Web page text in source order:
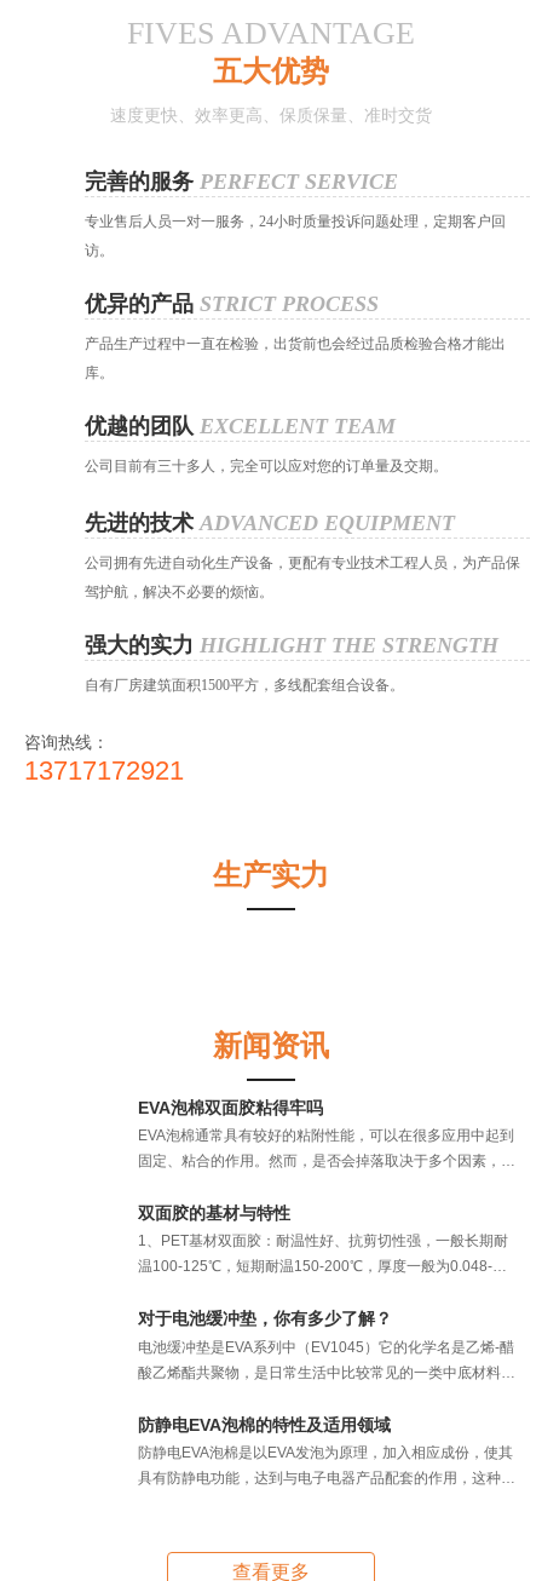
FIVES ADVANTAGE
五大优势
速度更快、效率更高、保质保量、准时交货
完善的服务 PERFECT SERVICE
专业售后人员一对一服务，24小时质量投诉问题处理，定期客户回
访。
优异的产品 STRICT PROCESS
产品生产过程中一直在检验，出货前也会经过品质检验合格才能出
库。
优越的团队 EXCELLENT TEAM
公司目前有三十多人，完全可以应对您的订单量及交期。
先进的技术 ADVANCED EQUIPMENT
公司拥有先进自动化生产设备，更配有专业技术工程人员，为产品保
驾护航，解决不必要的烦恼。
强大的实力 HIGHLIGHT THE STRENGTH
自有厂房建筑面积1500平方，多线配套组合设备。
咨询热线：
13717172921
生产实力
新闻资讯
EVA泡棉双面胶粘得牢吗
EVA泡棉通常具有较好的粘附性能，可以在很多应用中起到
固定、粘合的作用。然而，是否会掉落取决于多个因素，如
般情况下，如果正确选择了适合的EVA泡棉双面胶，并且使
用前正确地清洁和处理了粘附表面，它的粘附性能应该是可
靠的，在正常使用条件下，不易出现掉落现象。 然
双面胶的基材与特性
1、PET基材双面胶：耐温性好、抗剪切性强，一般长期耐
温100-125℃，短期耐温150-200℃，厚度一般为0.048-
无纺布基材双面胶：黏性及加工性好，一般长期耐温70-
80℃，短期耐温100-120℃，厚度一般为0.08-0.15MM，适
合于铭板，塑胶之贴合，汽车，手机，电器，海绵，橡胶，
对于电池缓冲垫，你有多少了解？
电池缓冲垫是EVA系列中（EV1045）它的化学名是乙烯-醋
酸乙烯酯共聚物，是日常生活中比较常见的一类中底材料，
城市的基础建设、汽车、电子、家具、电器等各个领域。如
我司生产的电池缓冲垫，它主要应用于新能源电池模组。
电池缓冲垫可以解决电池在模组中（防止电池晃动）起到保
防静电EVA泡棉的特性及适用领域
防静电EVA泡棉是以EVA发泡为原理，加入相应成份，使其
具有防静电功能，达到与电子电器产品配套的作用，这种防
广泛应用于各种领域，受到广大客户的信赖。这里宏天凯泡
查看更多